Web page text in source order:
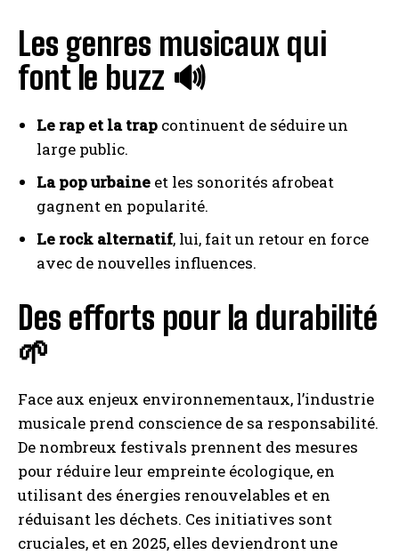
Les genres musicaux qui
font le buzz 🔊
Le rap et la trap continuent de séduire un
large public.
La pop urbaine et les sonorités afrobeat
gagnent en popularité.
Le rock alternatif, lui, fait un retour en force
avec de nouvelles influences.
Des efforts pour la durabilité
🌱
Face aux enjeux environnementaux, l’industrie
musicale prend conscience de sa responsabilité.
De nombreux festivals prennent des mesures
pour réduire leur empreinte écologique, en
utilisant des énergies renouvelables et en
réduisant les déchets. Ces initiatives sont
cruciales, et en 2025, elles deviendront une